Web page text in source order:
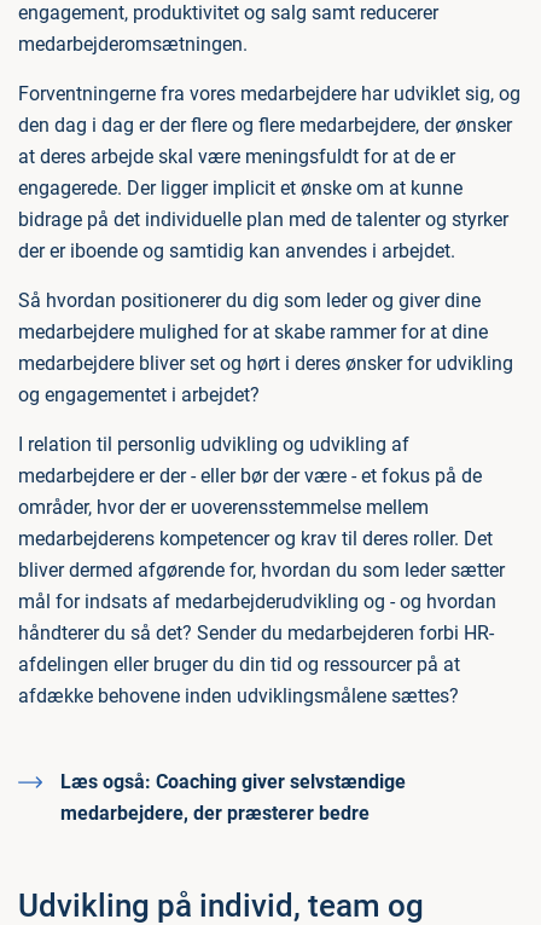
engagement, produktivitet og salg samt reducerer
medarbejderomsætningen.
Forventningerne fra vores medarbejdere har udviklet sig, og
den dag i dag er der flere og flere medarbejdere, der ønsker
at deres arbejde skal være meningsfuldt for at de er
engagerede. Der ligger implicit et ønske om at kunne
bidrage på det individuelle plan med de talenter og styrker
der er iboende og samtidig kan anvendes i arbejdet.
Så hvordan positionerer du dig som leder og giver dine
medarbejdere mulighed for at skabe rammer for at dine
medarbejdere bliver set og hørt i deres ønsker for udvikling
og engagementet i arbejdet?
I relation til personlig udvikling og udvikling af
medarbejdere er der - eller bør der være - et fokus på de
områder, hvor der er uoverensstemmelse mellem
medarbejderens kompetencer og krav til deres roller. Det
bliver dermed afgørende for, hvordan du som leder sætter
mål for indsats af medarbejderudvikling og - og hvordan
håndterer du så det? Sender du medarbejderen forbi HR-
afdelingen eller bruger du din tid og ressourcer på at
afdække behovene inden udviklingsmålene sættes?
Læs også: Coaching giver selvstændige
medarbejdere, der præsterer bedre
Udvikling på individ, team og